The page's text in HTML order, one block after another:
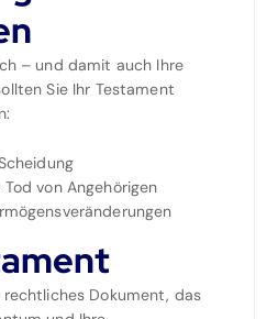
– und damit auch Ihre
Sie Ihr Testament
von Angehörigen
Dokument, das